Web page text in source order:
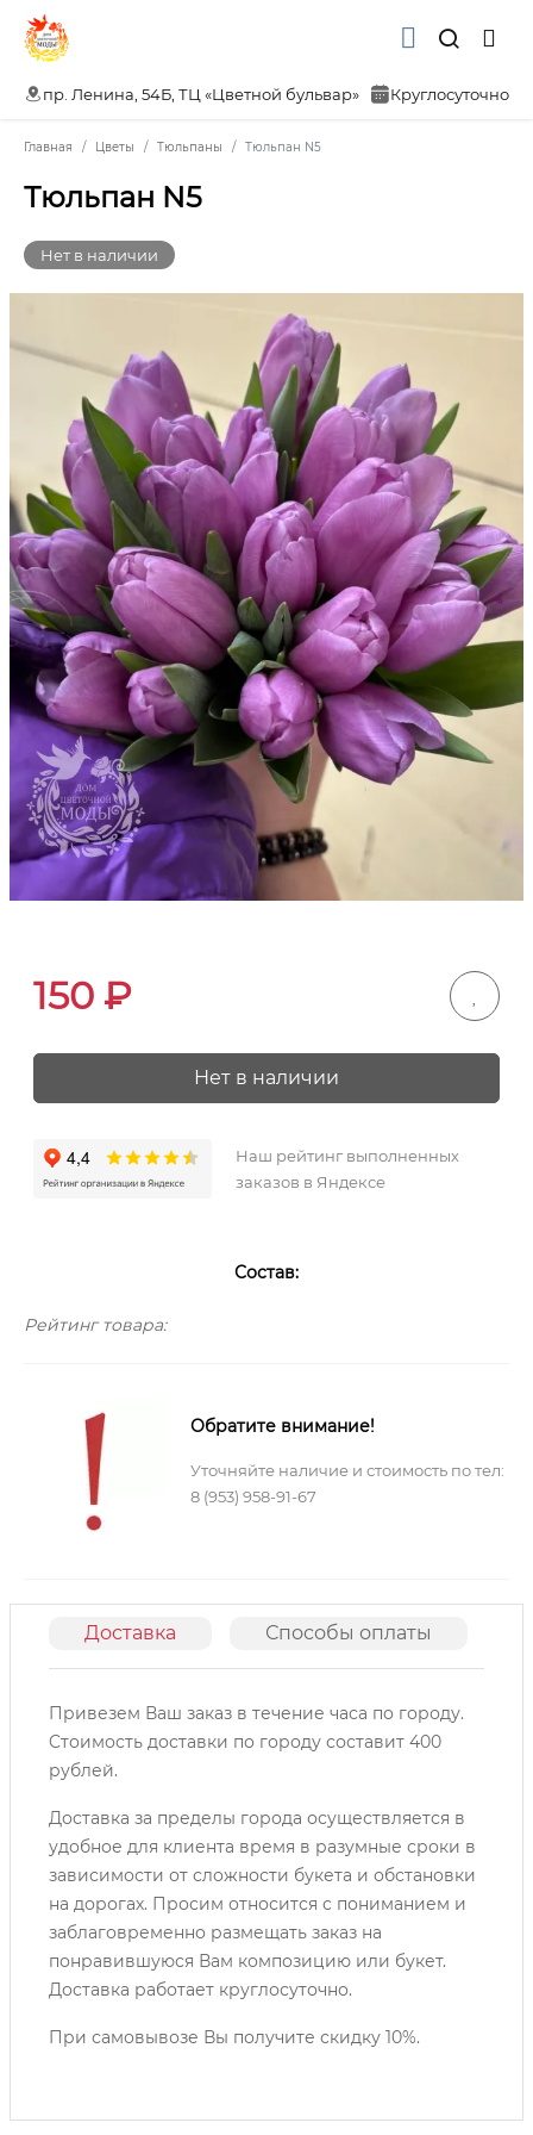
пр. Ленина, 54Б, ТЦ «Цветной бульвар» Круглосуточно
Главная Цветы Тюльпаны Тюльпан N5
Тюльпан N5
Нет в наличии
150 ₽
Нет в наличии
Наш рейтинг выполненных
заказов в Яндексе
Состав:
Рейтинг товара:
Обратите внимание!
Уточняйте наличие и стоимость по тел:
8 (953) 958-91-67
Доставка Способы оплаты
Привезем Ваш заказ в течение часа по городу.
Cтоимость доставки по городу составит 400
рублей.
Доставка за пределы города осуществляется в
удобное для клиента время в разумные сроки в
зависимости от сложности букета и обстановки
на дорогах. Просим относится с пониманием и
заблаговременно размещать заказ на
понравившуюся Вам композицию или букет.
Доставка работает круглосуточно.
При самовывозе Вы получите скидку 10%.